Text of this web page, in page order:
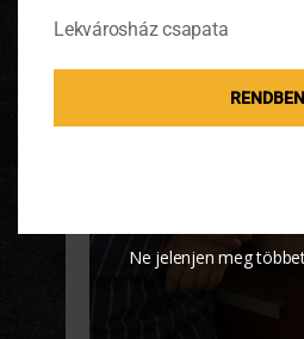
Lekvárosház csapata
RENDBEN
Ne jelenjen meg